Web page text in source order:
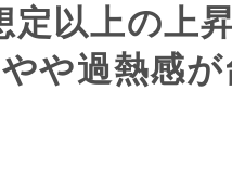
以上の上
や過熱感が